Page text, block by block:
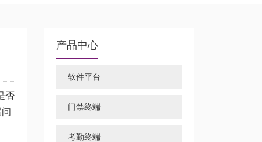
否
产品中心
软件平台
门禁终端
考勤终端